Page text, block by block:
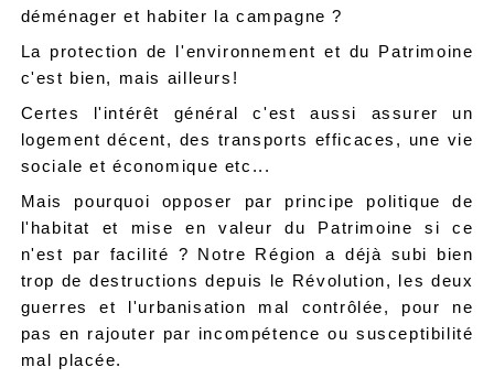
déménager et habiter la campagne ?
La protection de l'environnement et du Patrimoine
c'est bien, mais ailleurs!
Certes l'intérêt général c'est aussi assurer un
logement décent, des transports efficaces, une vie
sociale et économique etc...
Mais pourquoi opposer par principe politique de
l'habitat et mise en valeur du Patrimoine si ce
n'est par facilité ? Notre Région a déjà subi bien
trop de destructions depuis le Révolution, les deux
guerres et l'urbanisation mal contrôlée, pour ne
pas en rajouter par incompétence ou susceptibilité
mal placée.